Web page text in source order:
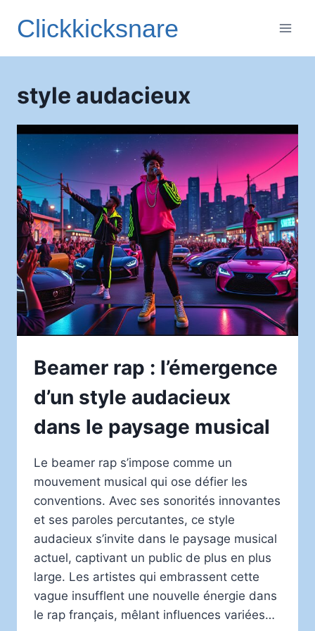
Clickkicksnare
style audacieux
Beamer rap : l’émergence
d’un style audacieux
dans le paysage musical
Le beamer rap s’impose comme un
mouvement musical qui ose défier les
conventions. Avec ses sonorités innovantes
et ses paroles percutantes, ce style
audacieux s’invite dans le paysage musical
actuel, captivant un public de plus en plus
large. Les artistes qui embrassent cette
vague insufflent une nouvelle énergie dans
le rap français, mêlant influences variées…